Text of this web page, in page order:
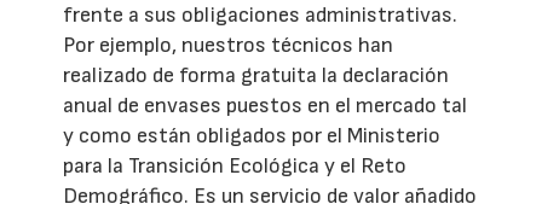
frente a sus obligaciones administrativas.
Por ejemplo, nuestros técnicos han
realizado de forma gratuita la declaración
anual de envases puestos en el mercado tal
y como están obligados por el Ministerio
para la Transición Ecológica y el Reto
Demográfico. Es un servicio de valor añadido